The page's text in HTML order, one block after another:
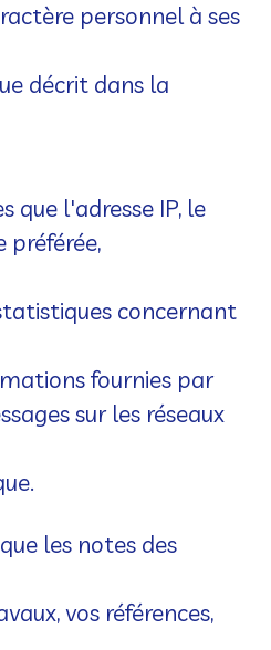
personnel à ses
décrit dans la
que l'adresse IP, le
préférée,
concernant
fournies par
sur les réseaux
les notes des
vos références,